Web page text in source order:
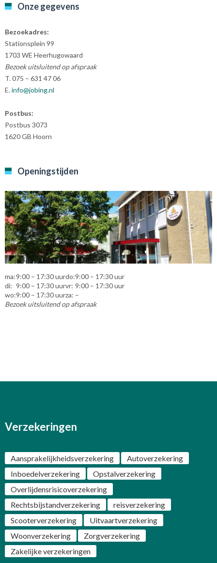
Onze gegevens
Bezoekadres:
Stationsplein 99
1703 WE Heerhugowaard
Bezoek uitsluitend op afspraak
T. 075 – 631 47 06
E.info@jobing.nl
Postbus:
Postbus 3073
1620 GB Hoorn
Openingstijden
ma:
di:
wo:
9:00 – 17:30 uur
9:00 – 17:30 uur
9:00 – 17:30 uur
do:
vr:
za:
9:00 – 17:30 uur
9:00 – 17:30 uur
–
Bezoek uitsluitend op afspraak
Verzekeringen
Aansprakelijkheidsverzekering
Autoverzekering
Inboedelverzekering
Opstalverzekering
Overlijdensrisicoverzekering
Rechtsbijstandverzekering
reisverzekering
Scooterverzekering
Uitvaartverzekering
Woonverzekering
Zorgverzekering
Zakelijke verzekeringen